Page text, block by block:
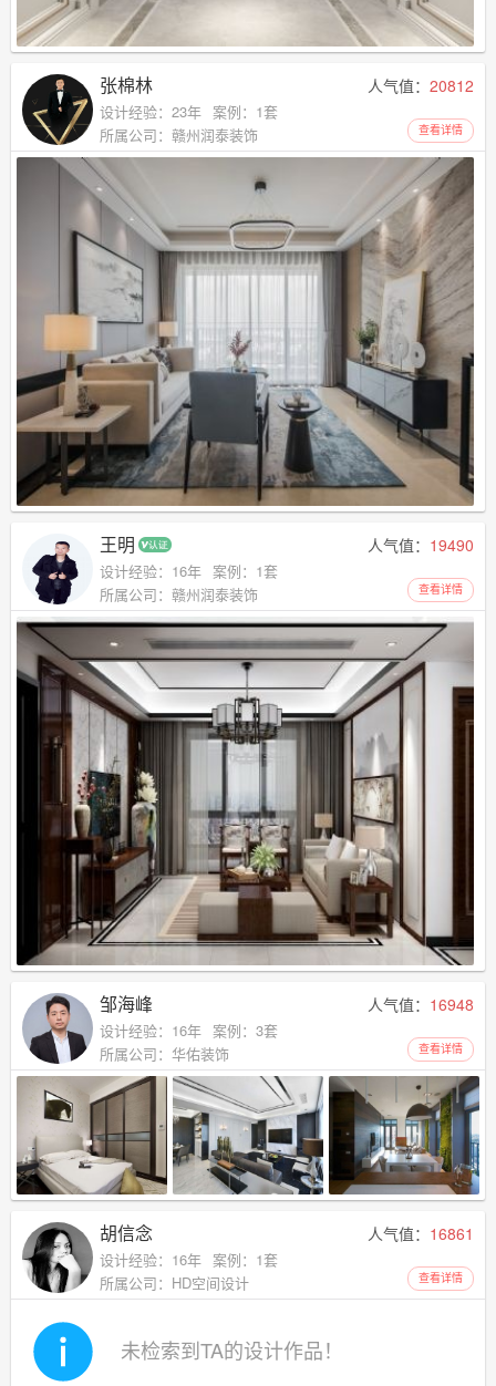
张棉林 人气值： 20812
查看详情
设计经验：23年 案例：1套
所属公司：赣州润泰装饰
王明 人气值： 19490
查看详情
设计经验：16年 案例：1套
所属公司：赣州润泰装饰
邹海峰 人气值： 16948
查看详情
设计经验：16年 案例：3套
所属公司：华佑装饰
胡信念 人气值： 16861
查看详情
设计经验：16年 案例：1套
所属公司：HD空间设计
未检索到TA的设计作品！